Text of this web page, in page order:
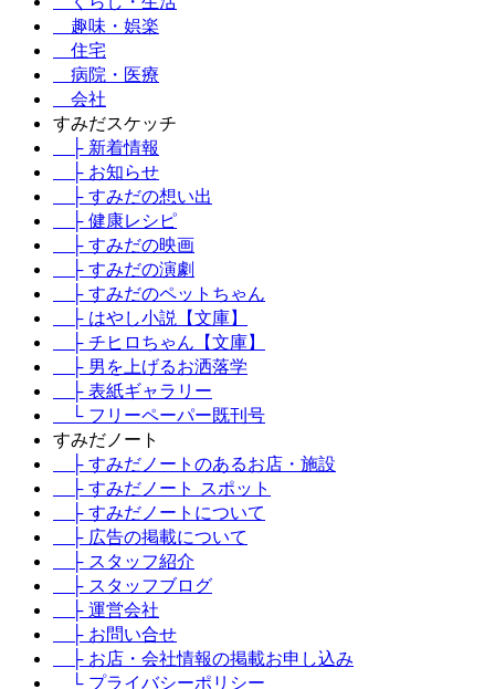
趣味・娯楽
住宅
病院・医療
会社
すみだスケッチ
├ 新着情報
├ お知らせ
├ すみだの想い出
├ 健康レシピ
├ すみだの映画
├ すみだの演劇
├ すみだのペットちゃん
├ はやし小説【文庫】
├ チヒロちゃん【文庫】
├ 男を上げるお洒落学
├ 表紙ギャラリー
└ フリーペーパー既刊号
すみだノート
├ すみだノートのあるお店・施設
├ すみだノート スポット
├ すみだノートについて
├ 広告の掲載について
├ スタッフ紹介
├ スタッフブログ
├ 運営会社
├ お問い合せ
├ お店・会社情報の掲載お申し込み
└ プライバシーポリシー